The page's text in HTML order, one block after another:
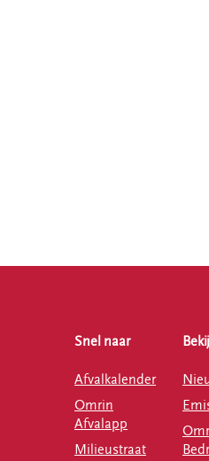
Snel naar
Afvalkalender
Omrin
Afvalapp
Milieustraat